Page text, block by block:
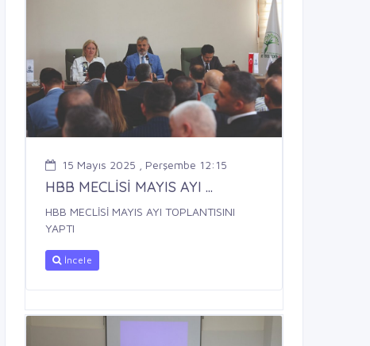
15 Mayıs 2025 , Perşembe 12:15
HBB MECLİSİ MAYIS AYI ...
HBB MECLİSİ MAYIS AYI TOPLANTISINI
YAPTI
İncele